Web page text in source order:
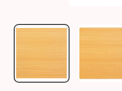
TISCHPLATTE BUCHE -